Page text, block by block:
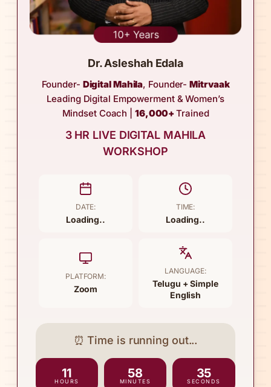
Dr. Asleshah Edala
Founder- Digital Mahila, Founder-Mitrvaak
Leading Digital Empowerment & Women’s
Mindset Coach | 16,000+Trained
3 HR LIVE DIGITAL MAHILA
WORKSHOP
DATE:
Loading..
TIME:
Loading..
PLATFORM:
Zoom
LANGUAGE:
Telugu + Simple
English
⏰ Time is running out...
11
HOURS
58
MINUTES
34
SECONDS